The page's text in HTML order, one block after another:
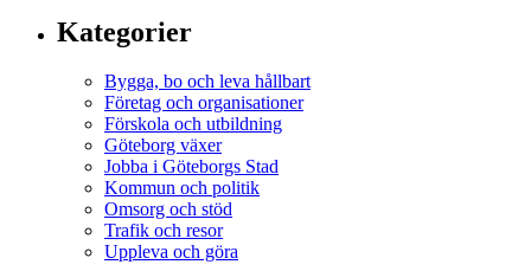
Kategorier
Bygga, bo och leva hållbart
Företag och organisationer
Förskola och utbildning
Göteborg växer
Jobba i Göteborgs Stad
Kommun och politik
Omsorg och stöd
Trafik och resor
Uppleva och göra